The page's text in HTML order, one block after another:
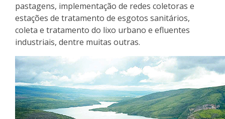
pastagens, implementação de redes coletoras e
estações de tratamento de esgotos sanitários,
coleta e tratamento do lixo urbano e efluentes
industriais, dentre muitas outras.